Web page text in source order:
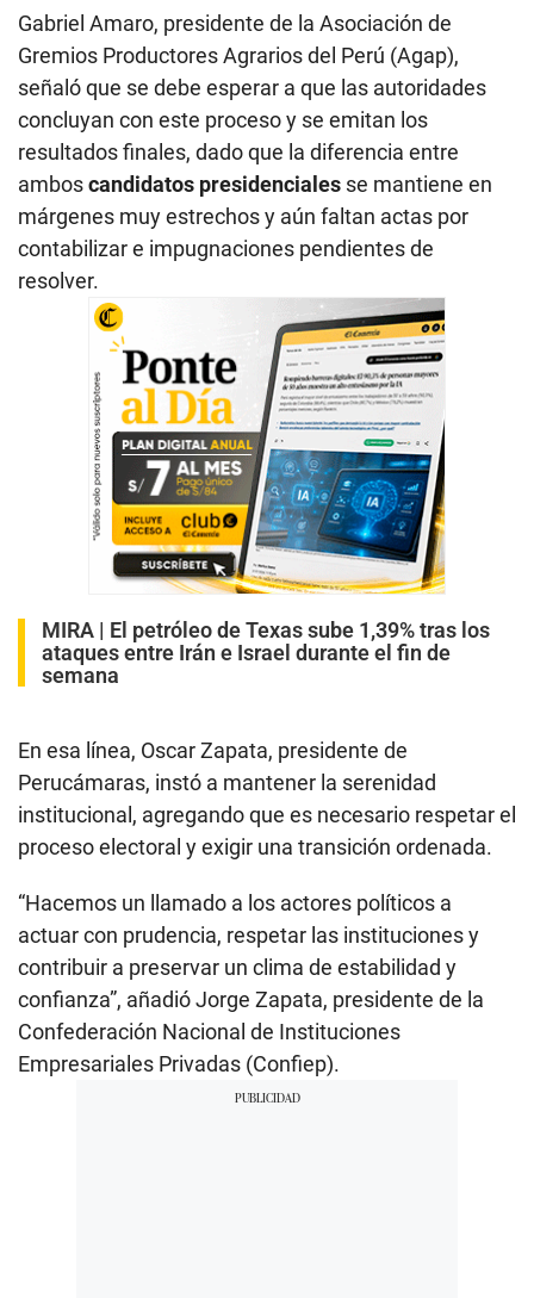
Gabriel Amaro, presidente de la Asociación de
Gremios Productores Agrarios del Perú (Agap),
señaló que se debe esperar a que las autoridades
concluyan con este proceso y se emitan los
resultados finales, dado que la diferencia entre
amboscandidatos presidenciales se mantiene en
márgenes muy estrechos y aún faltan actas por
contabilizar e impugnaciones pendientes de
resolver.
MIRA | El petróleo de Texas sube 1,39% tras los
ataques entre Irán e Israel durante el fin de
semana
En esa línea, Oscar Zapata, presidente de
Perucámaras, instó a mantener la serenidad
institucional, agregando que es necesario respetar el
proceso electoral y exigir una transición ordenada.
“Hacemos un llamado a los actores políticos a
actuar con prudencia, respetar las instituciones y
contribuir a preservar un clima de estabilidad y
confianza”, añadió Jorge Zapata, presidente de la
Confederación Nacional de Instituciones
Empresariales Privadas (Confiep).